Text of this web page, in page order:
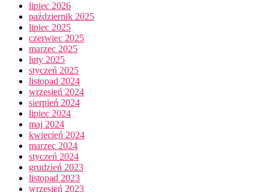
lipiec 2026
październik 2025
lipiec 2025
czerwiec 2025
marzec 2025
luty 2025
styczeń 2025
listopad 2024
wrzesień 2024
sierpień 2024
lipiec 2024
maj 2024
kwiecień 2024
marzec 2024
styczeń 2024
grudzień 2023
listopad 2023
wrzesień 2023